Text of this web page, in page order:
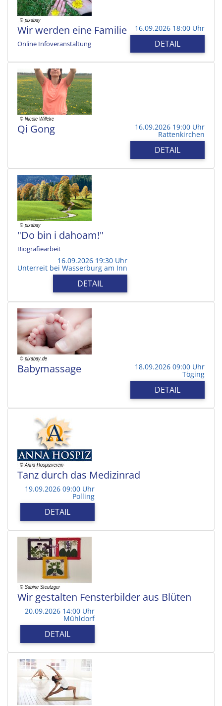
Wir werden eine Familie
Online Infoveranstaltung
16.09.2026 18:00 Uhr
DETAIL
Qi Gong 16.09.2026 19:00 Uhr
Rattenkirchen
DETAIL
"Do bin i dahoam!"
Biografiearbeit
16.09.2026 19:30 Uhr
Unterreit bei Wasserburg am Inn
DETAIL
Babymassage 18.09.2026 09:00 Uhr
Töging
DETAIL
Tanz durch das Medizinrad
19.09.2026 09:00 Uhr
Polling
DETAIL
Wir gestalten Fensterbilder aus Blüten
20.09.2026 14:00 Uhr
Mühldorf
DETAIL